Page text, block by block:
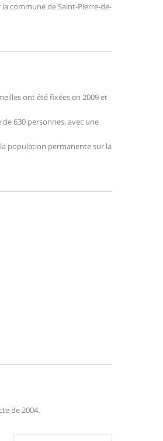
commune de Saint-Pierre-de-
ont été fixées en 2009 et
630 personnes, avec une
population permanente sur la
de 2004.